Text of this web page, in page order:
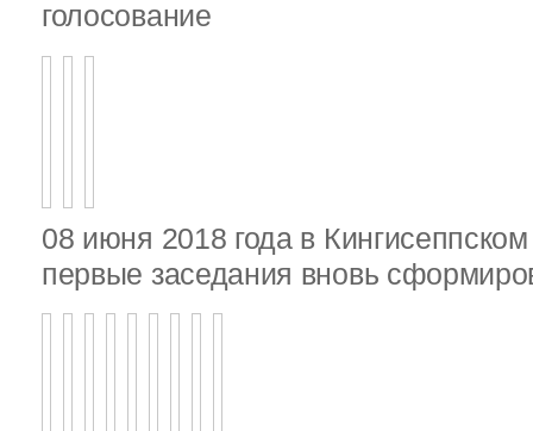
голосование
08 июня 2018 года в
первые заседания вновь